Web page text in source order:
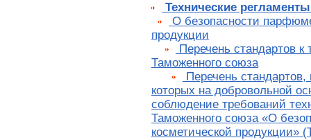
Технические
О безопасности
продукции
Перечень стандартов к
Таможенного союза
Перечень
которых на добровольной
соблюдение требований
Таможенного союза «О
косметической продукции»